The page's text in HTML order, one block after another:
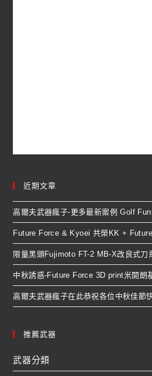
近期文章
高爾夫武器瘋子-更多最新案例 Golf
Future Force & Kyoei 共榮KK +
限量黑頭Fujimoto FT-2 MB-X改良式刀
中秋誘惑-Future Force 3D print米開朗
高爾夫武器瘋子在此恭祝各位中秋佳節
推薦武器
武器分類